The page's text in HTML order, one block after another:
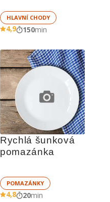
HLAVNÍ CHODY
4,9 150min
Rychlá šunková
POMAZÁNKY
4,8 20min